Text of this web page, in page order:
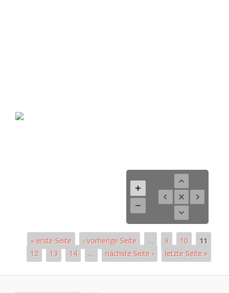
« erste Seite ‹ vorherige Seite … 9 10
11
12
13 14 … nächste Seite › letzte Seite »